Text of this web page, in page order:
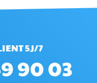
5J/7
90 03